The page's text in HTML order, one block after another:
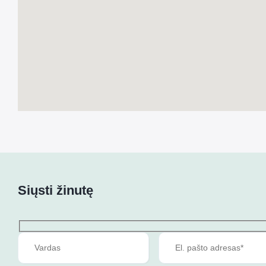
Siųsti žinutę